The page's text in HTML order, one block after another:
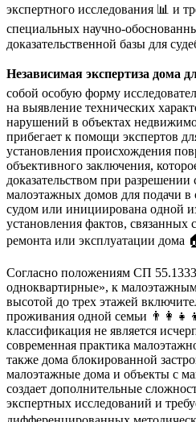
экспертного исследования 📊 и
специальных научно-
доказательственной базы для
Независимая экспертиза дома
собой особую форму
на выявление технических
нарушений в объектах
прибегает к помощи экспертов
установления происхождения
объективного заключения,
доказательством при разрешении
малоэтажных домов для подачи в
судом или инициирована одной
установления фактов, связанных
ремонта или эксплуатации дома
Согласно положениям СП
одноквартирные», к
высотой до трех этажей
проживания одной семьи
классификация не является
современная практика
также дома блокированной
малоэтажные дома и объекты с
создает дополнительные
экспертных исследований и